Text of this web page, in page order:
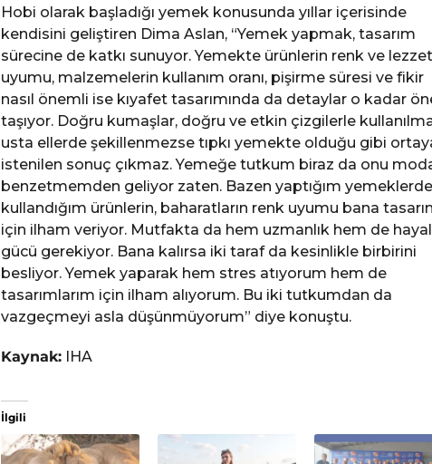
Hobi olarak başladığı yemek konusunda yıllar içerisinde
kendisini geliştiren Dima Aslan, “Yemek yapmak, tasarım
sürecine de katkı sunuyor. Yemekte ürünlerin renk ve lezzet
uyumu, malzemelerin kullanım oranı, pişirme süresi ve fikir
nasıl önemli ise kıyafet tasarımında da detaylar o kadar
taşıyor. Doğru kumaşlar, doğru ve etkin çizgilerle
usta ellerde şekillenmezse tıpkı yemekte olduğu gibi
istenilen sonuç çıkmaz. Yemeğe tutkum biraz da onu
benzetmemden geliyor zaten. Bazen yaptığım yemeklerde
kullandığım ürünlerin, baharatların renk uyumu bana
için ilham veriyor. Mutfakta da hem uzmanlık hem de hayal
gücü gerekiyor. Bana kalırsa iki taraf da kesinlikle birbirini
besliyor. Yemek yaparak hem stres atıyorum hem de
tasarımlarım için ilham alıyorum. Bu iki tutkumdan da
vazgeçmeyi asla düşünmüyorum” diye konuştu.
Kaynak:IHA
İlgili